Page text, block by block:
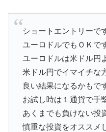
ショートエントリーで
ユーロドルでもＯＫで
ユーロドルは米ドル円
米ドル円でイマイチな
良い結果になるかもで
お試し時は１通貨で手
あくまでも負けない投
慎重な投資をオススメ